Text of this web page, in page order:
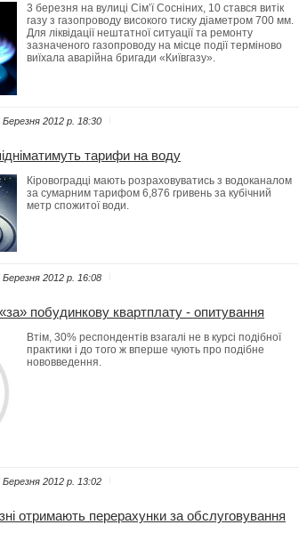
3 березня на вулиці Сім’ї Сосніних, 10 стався витік
газу з газопроводу високого тиску діаметром 700 мм.
Для ліквідації нештатної ситуації та ремонту
зазначеного газопроводу на місце події терміново
виїхала аварійна бригади «Київгазу».
Березня 2012 p. 18:30
тарифи на воду
Кіровоградці мають розраховуватись з водоканалом
за сумарним тарифом 6,876 гривень за кубічний
метр спожитої води.
Березня 2012 p. 16:08
побудинкову квартплату - опитування
Втім, 30% респондентів взагалі не в курсі подібної
практики і до того ж вперше чують про подібне
нововведення.
Березня 2012 p. 13:02
отримають перерахунки за обслуговування